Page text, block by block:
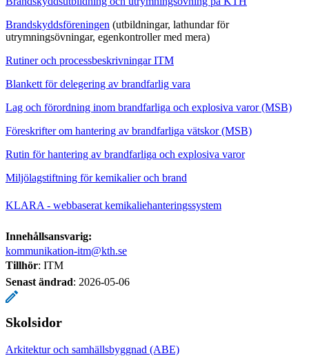
Brandskyddsföreningen (utbildningar, lathundar för
utrymningsövningar, egenkontroller med mera)
Rutiner och processbeskrivningar ITM
Blankett för delegering av brandfarlig vara
Lag och förordning inom brandfarliga och explosiva varor (MSB)
Föreskrifter om hantering av brandfarliga vätskor (MSB)
Rutin för hantering av brandfarliga och explosiva varor
Miljölagstiftning för kemikalier och brand
KLARA - webbaserat kemikaliehanteringssystem
Innehållsansvarig:
kommunikation-itm@kth.se
Tillhör: ITM
Senast ändrad: 2026-05-06
Skolsidor
Arkitektur och samhällsbyggnad (ABE)